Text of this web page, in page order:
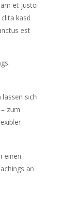
et justo
kasd
est
lassen sich
zum
einen
an